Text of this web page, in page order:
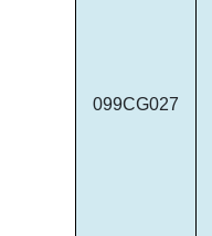
099CG027